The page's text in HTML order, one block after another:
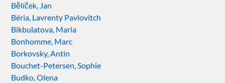
Bělíček, Jan
Béria, Lavrenty Pavlovitch
Bikbulatova, Maria
Bonhomme, Marc
Borkovsky, Antin
Bouchet-Petersen, Sophie
Budko, Olena